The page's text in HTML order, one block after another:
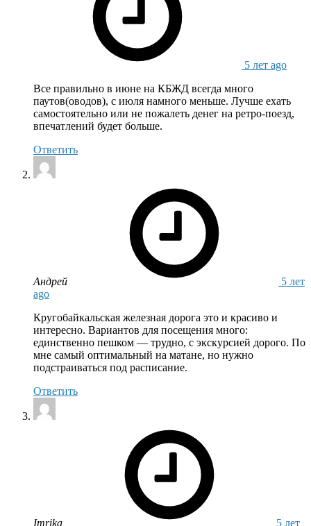
5 лет ago
Все правильно в июне на КБЖД всегда много
паутов(оводов), с июля намного меньше. Лучше ехать
самостоятельно или не пожалеть денег на ретро-поезд,
впечатлений будет больше.
Ответить
Андрей
5 лет
ago
Кругобайкальская железная дорога это и красиво и
интересно. Вариантов для посещения много:
единственно пешком — трудно, с экскурсией дорого. По
мне самый оптимальный на матане, но нужно
подстраиваться под расписание.
Ответить
Imrika 5 лет